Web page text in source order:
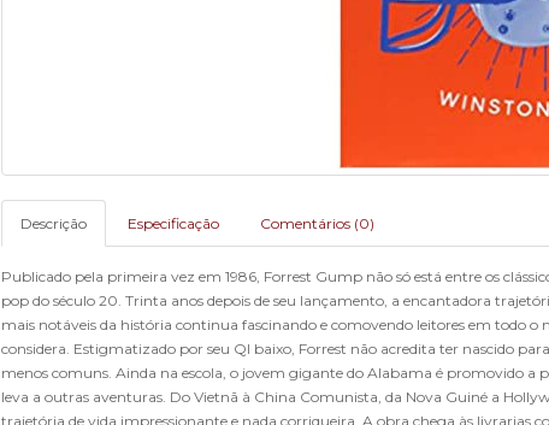
Descrição Especificação Comentários (0)
Publicado pela primeira vez em 1986, Forrest Gump não só está entre os
pop do século 20. Trinta anos depois de seu lançamento, a encantadora
mais notáveis da história continua fascinando e comovendo leitores em todo
considera. Estigmatizado por seu QI baixo, Forrest não acredita ter nascido
menos comuns. Ainda na escola, o jovem gigante do Alabama é promovido
leva a outras aventuras. Do Vietnã à China Comunista, da Nova Guiné a
trajetória de vida impressionante e nada corriqueira. A obra chega às livrarias